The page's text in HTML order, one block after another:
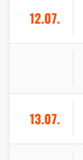
12.07.
13.07.